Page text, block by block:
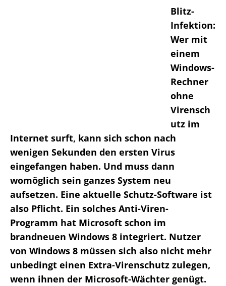
Blitz-
Infektion:
Wer mit
einem
Windows-
Rechner
ohne
Virensch
utz im
Internet surft, kann sich schon nach
wenigen Sekunden den ersten Virus
eingefangen haben. Und muss dann
womöglich sein ganzes System neu
aufsetzen. Eine aktuelle Schutz-Software ist
also Pflicht. Ein solches Anti-Viren-
Programm hat Microsoft schon im
brandneuen Windows 8 integriert. Nutzer
von Windows 8 müssen sich also nicht mehr
unbedingt einen Extra-Virenschutz zulegen,
wenn ihnen der Microsoft-Wächter genügt.